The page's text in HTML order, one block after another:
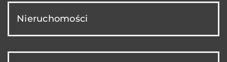
Nieruchomości